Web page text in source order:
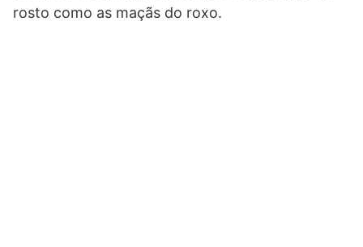
rosto como as maçãs do roxo.